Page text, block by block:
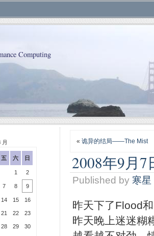
Computing
« 诡异的结局——The Mist
2008年9月7
Published by 寒星
昨天下了Flood
昨天晚上迷迷糊
月
五 六 日
1 2
7 8 9
14 15 16
21 22 23
28 29 30